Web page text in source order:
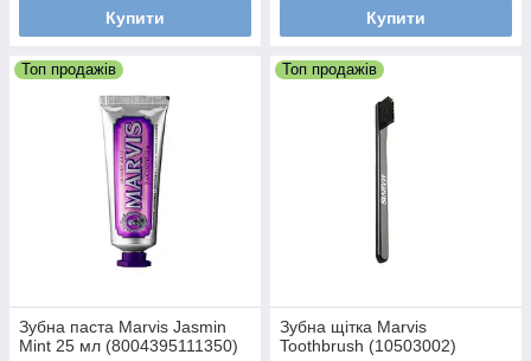
Купити Купити
Топ продажів
Зубна паста Marvis Jasmin
Mint 25 мл (8004395111350)
Топ продажів
Зубна щітка Marvis
Toothbrush (10503002)